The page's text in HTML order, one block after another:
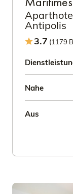
Antipolis
3.7 (1179
Nahe
Aus